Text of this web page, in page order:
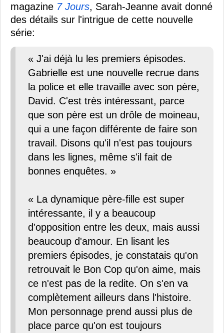
magazine 7 Jours, Sarah-Jeanne avait donné
des détails sur l'intrigue de cette nouvelle
série:
« J'ai déjà lu les premiers épisodes.
Gabrielle est une nouvelle recrue dans
la police et elle travaille avec son père,
David. C'est très intéressant, parce
que son père est un drôle de moineau,
qui a une façon différente de faire son
travail. Disons qu'il n'est pas toujours
dans les lignes, même s'il fait de
bonnes enquêtes. »
« La dynamique père-fille est super
intéressante, il y a beaucoup
d'opposition entre les deux, mais aussi
beaucoup d'amour. En lisant les
premiers épisodes, je constatais qu'on
retrouvait le Bon Cop qu'on aime, mais
ce n'est pas de la redite. On s'en va
complètement ailleurs dans l'histoire.
Mon personnage prend aussi plus de
place parce qu'on est toujours